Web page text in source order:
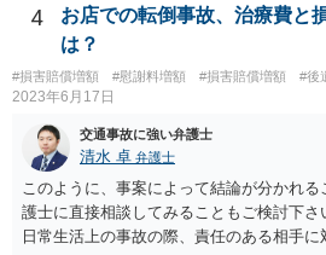
を利用することも手かと思います。訴訟
視したものであり、書類を作る作業も頻
質問者様の状況を踏まえるとおすすめでき
体的な利用方法に関しては、管轄の裁判所
教えてもらえると思います（https://
madoguti_kani/index.html）。 以上、ご参
4
お店での転倒事故、治療費と
は？
#損害賠償増額 #慰謝料増額 #損害賠償増額 #後
2023年6月17日
交通事故に強い弁護士
清水 卓 弁護士
このように、事案によって結論が分かれ
護士に直接相談してみることもご検討下
日常生活上の事故の際、責任のある相手